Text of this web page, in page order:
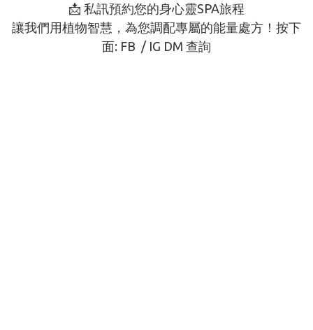
📩 私訊預約您的身心靈SPA旅程
讓我們用植物智慧，為您調配專屬的能量處方！按下
面: FB  / IG DM 查詢